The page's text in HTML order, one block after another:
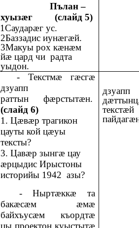
Пълан –
хуызæг (слайд 5)
1Саударæг ус.
2Баззадис иунæгæй.
3Макуы рох кæнæм
йæ цард чи радта
уыдон.
- Текстмæ гæсгæ
дзуапп
раттын
фæрстытæн.
(слайд 6)
1. Цæвæр трагикон
цауты кой цæуы
тексты?
3. Цавæр зынгæ цау
æрцыдис Ирыстоны
историйы 1942 азы?
- Ныртæккæ та
бакæсæм æмæ
байхъусæм къордтæ
цы проектон куыстытæ
дзуапп
текстæй